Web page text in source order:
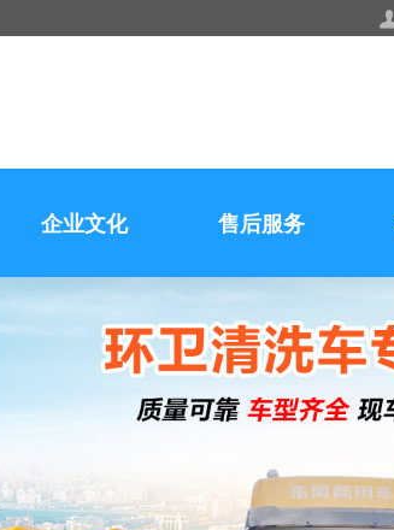
企业文化 售后服务